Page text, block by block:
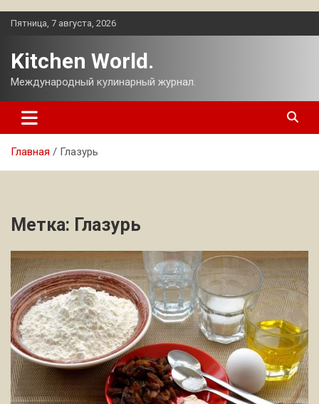
Перейти
Пятница, 7 августа, 2026
Kitchen World.
Международный кулинарный журнал.
Главная Глазурь
Метка: Глазурь